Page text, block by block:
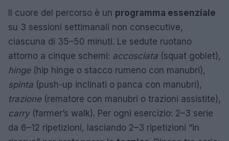
Il cuore del percorso è un programma essenziale
su 3 sessioni settimanali non consecutive,
ciascuna di 35–50 minuti. Le sedute ruotano
attorno a cinque schemi: accosciata (squat goblet),
hinge(hip hinge o stacco rumeno con manubri),
spinta (push-up inclinati o panca con manubri),
trazione(rematore con manubri o trazioni assistite),
carry(farmer’s walk). Per ogni esercizio: 2–3 serie
da 6–12 ripetizioni, lasciando 2–3 ripetizioni “in